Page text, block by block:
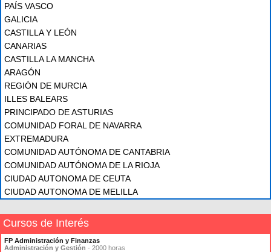
PAÍS VASCO
GALICIA
CASTILLA Y LEÓN
CANARIAS
CASTILLA LA MANCHA
ARAGÓN
REGIÓN DE MURCIA
ILLES BALEARS
PRINCIPADO DE ASTURIAS
COMUNIDAD FORAL DE NAVARRA
EXTREMADURA
COMUNIDAD AUTÓNOMA DE CANTABRIA
COMUNIDAD AUTÓNOMA DE LA RIOJA
CIUDAD AUTONOMA DE CEUTA
CIUDAD AUTONOMA DE MELILLA
Cursos de Interés
FP Administración y Finanzas
Administración y Gestión - 2000 horas